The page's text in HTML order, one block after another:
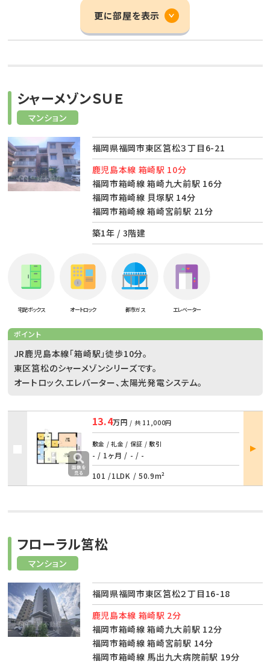
更に部屋を表示
マンション
シャーメゾンＳＵＥ
福岡県福岡市東区筥松３丁目6-21
鹿児島本線 箱崎駅 10分
福岡市箱崎線 箱崎九大前駅 16分
福岡市箱崎線 貝塚駅 14分
福岡市箱崎線 箱崎宮前駅 21分
築1年 / 3階建
宅配ボックス オートロック 都市ガス エレベーター
ポイント
JR鹿児島本線「箱崎駅」徒歩10分。
東区筥松のシャーメゾンシリーズです。
オートロック、エレバーター、太陽光発電システム。
13.4万円 / 共 11,000円
敷金 / 礼金 / 保証 / 敷引
- / 1ヶ月 / - / -
101 /1LDK / 50.9m²
部屋
詳細
マンション
フローラル筥松
福岡県福岡市東区筥松２丁目16-18
鹿児島本線 箱崎駅 2分
福岡市箱崎線 箱崎九大前駅 12分
福岡市箱崎線 箱崎宮前駅 14分
福岡市箱崎線 馬出九大病院前駅 19分